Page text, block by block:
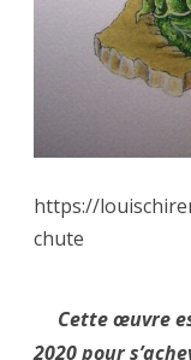
https://
chute
Cette œuvre
2020 pour